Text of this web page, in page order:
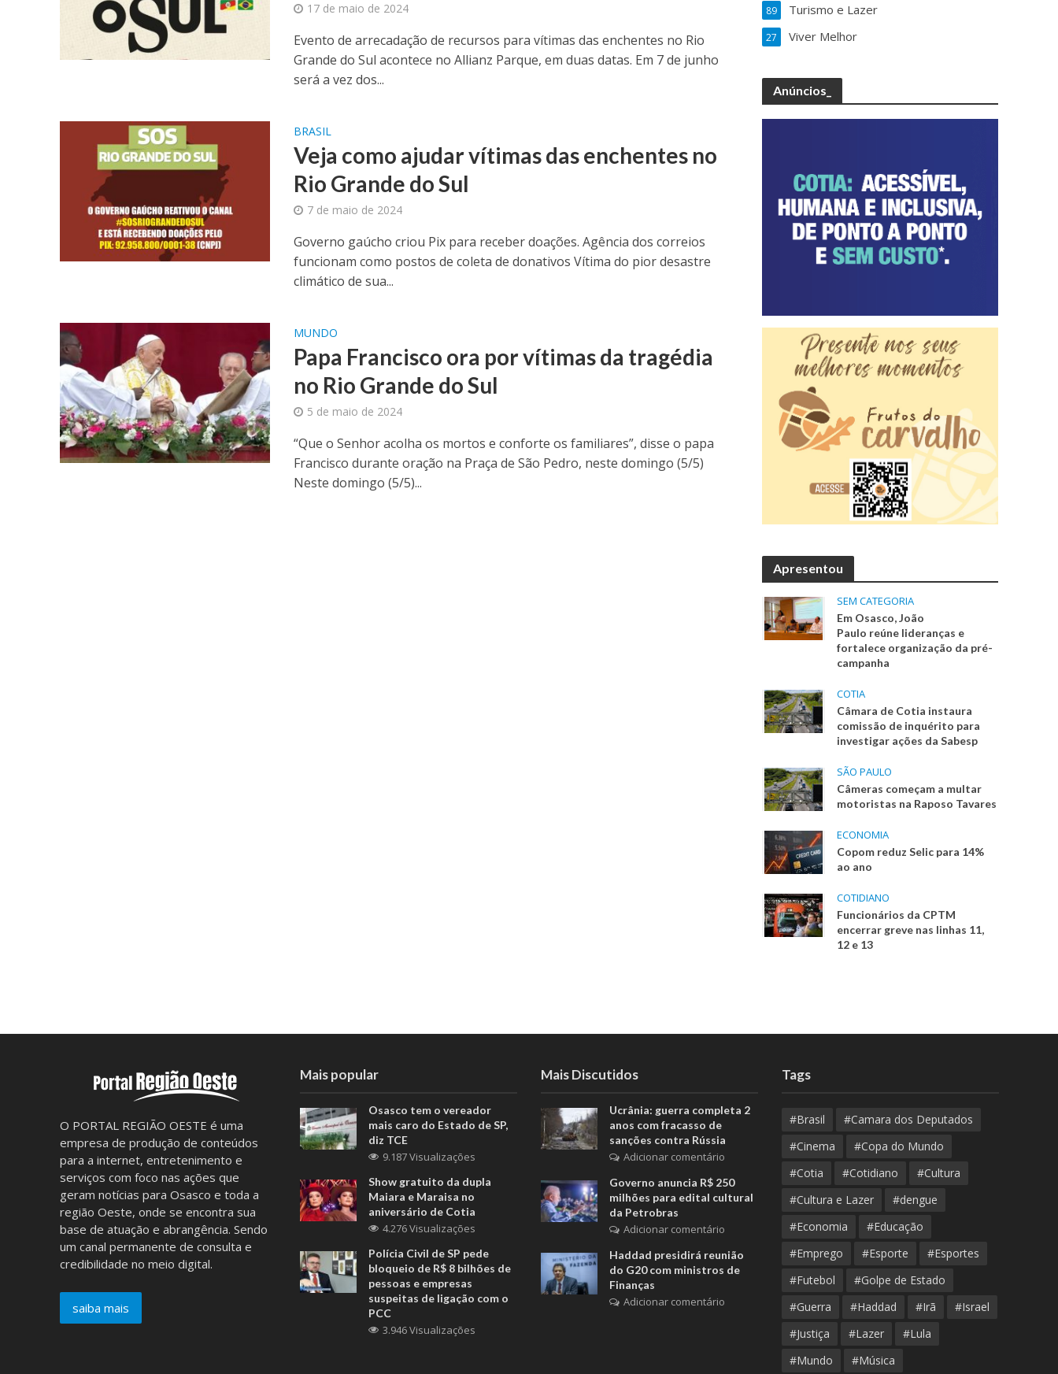
17 de maio de 2024
Evento de arrecadação de recursos para vítimas das enchentes no Rio
Grande do Sul acontece no Allianz Parque, em duas datas. Em 7 de junho
será a vez dos...
BRASIL
Veja como ajudar vítimas das enchentes no
Rio Grande do Sul
7 de maio de 2024
Governo gaúcho criou Pix para receber doações. Agência dos correios
funcionam como postos de coleta de donativos Vítima do pior desastre
climático de sua...
MUNDO
Papa Francisco ora por vítimas da tragédia
no Rio Grande do Sul
5 de maio de 2024
“Que o Senhor acolha os mortos e conforte os familiares”, disse o papa
Francisco durante oração na Praça de São Pedro, neste domingo (5/5)
Neste domingo (5/5)...
Turismo e Lazer
89
Viver Melhor
27
Anúncios_
Apresentou
SEM CATEGORIA
Em Osasco, João
Paulo reúne lideranças e
fortalece organização da pré-
campanha
COTIA
Câmara de Cotia instaura
comissão de inquérito para
investigar ações da Sabesp
SÃO PAULO
Câmeras começam a multar
motoristas na Raposo Tavares
ECONOMIA
Copom reduz Selic para 14%
ao ano
COTIDIANO
Funcionários da CPTM
encerrar greve nas linhas 11,
12 e 13
O PORTAL REGIÃO OESTE é uma
empresa de produção de conteúdos
para a internet, entretenimento e
serviços com foco nas ações que
geram notícias para Osasco e toda a
região Oeste, onde se encontra sua
base de atuação e abrangência. Sendo
um canal permanente de consulta e
credibilidade no meio digital.
saiba mais
Mais popular
Osasco tem o vereador
mais caro do Estado de SP,
diz TCE
9.187 Visualizações
Show gratuito da dupla
Maiara e Maraisa no
aniversário de Cotia
4.276 Visualizações
Polícia Civil de SP pede
bloqueio de R$ 8 bilhões de
pessoas e empresas
suspeitas de ligação com o
PCC
3.946 Visualizações
Mais Discutidos
Ucrânia: guerra completa 2
anos com fracasso de
sanções contra Rússia
Adicionar comentário
Governo anuncia R$ 250
milhões para edital cultural
da Petrobras
Adicionar comentário
Haddad presidirá reunião
do G20 com ministros de
Finanças
Adicionar comentário
Tags
#Brasil
#Camara dos Deputados
#Cinema
#Copa do Mundo
#Cotia
#Cotidiano
#Cultura
#Cultura e Lazer
#dengue
#Economia
#Educação
#Emprego
#Esporte
#Esportes
#Futebol
#Golpe de Estado
#Guerra
#Haddad #Irã
#Israel
#Justiça
#Lazer
#Lula
#Mundo
#Música